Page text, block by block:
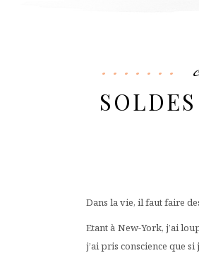
Dans la vie, il faut faire
Etant à New-York, j’ai
j’ai pris conscience que